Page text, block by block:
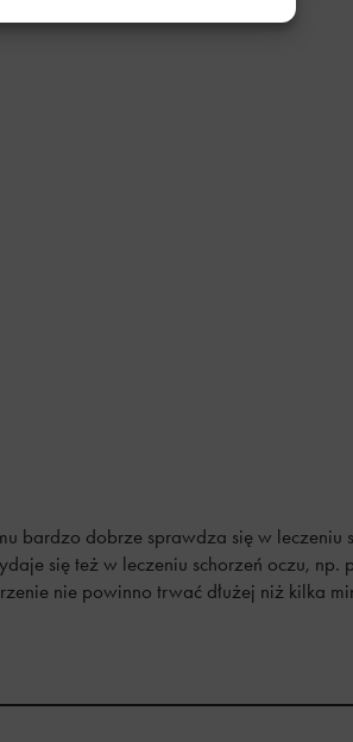
bardzo dobrze sprawdza się w leczeniu
się też w leczeniu schorzeń oczu,
nie powinno trwać dłużej niż kilka